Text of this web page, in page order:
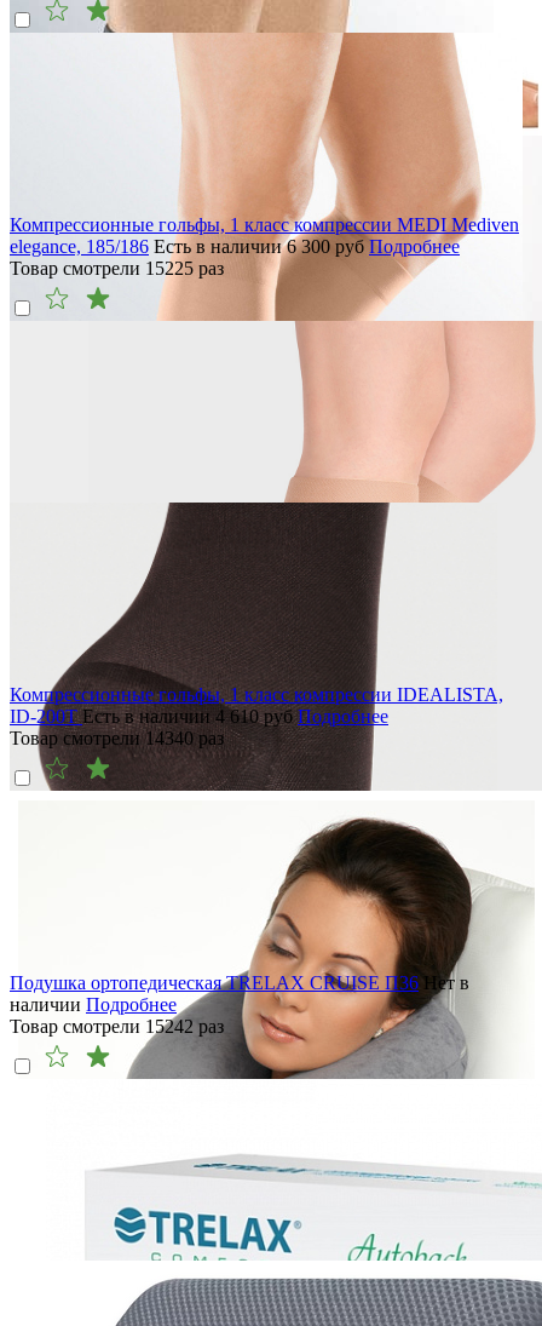
Компрессионные гольфы, 1 класс компрессии MEDI Mediven
elegance, 185/186 Есть в наличии 6 300 руб Подробнее
Товар смотрели 15225 раз
Компрессионные гольфы, 1 класс компрессии IDEALISTA,
ID-200TЕсть в наличии 4 610руб Подробнее
Товар смотрели14340 раз
Подушка ортопедическая TRELAX CRUISE П36 Нет в
наличии Подробнее
Товар смотрели 15242 раз